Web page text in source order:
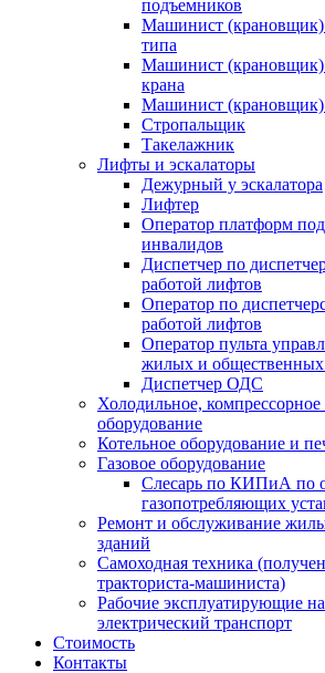
подъемников
Машинист (крановщик)
типа
Машинист (крановщик)
крана
Машинист (крановщик)
Стропальщик
Такелажник
Лифты и эскалаторы
Дежурный у эскалатора
Лифтер
Оператор платформ
инвалидов
Диспетчер по
работой лифтов
Оператор по
работой лифтов
Оператор пульта
жилых и общественных
Диспетчер ОДС
Холодильное, компрессорное
оборудование
Котельное оборудование и
Газовое оборудование
Слесарь по КИПиА по
газопотребляющих
Ремонт и обслуживание
зданий
Самоходная техника
тракториста-машиниста)
Рабочие эксплуатирующие
электрический транспорт
Стоимость
Контакты